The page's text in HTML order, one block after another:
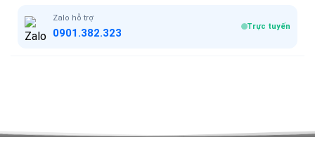
Zalo hỗ trợ
0901.382.323 Trực tuyến